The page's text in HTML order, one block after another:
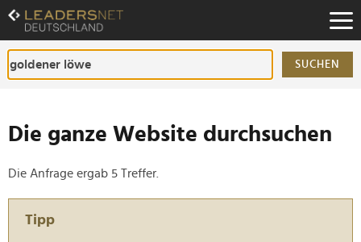
Zum
Inhalt
Zur
Fußzeilen-
Navigation
SUCHEN
Die ganze Website durchsuchen
Die Anfrage ergab 5 Treffer.
Tipp